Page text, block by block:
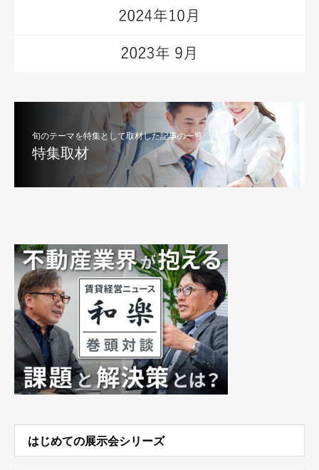
旬のテーマを特集として取材した記事の一覧
特集取材
はじめての展示会シリーズ